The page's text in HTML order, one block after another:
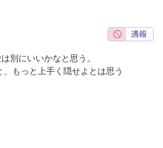
別にいいかなと思う。
もっと上手く隠せよとは思う